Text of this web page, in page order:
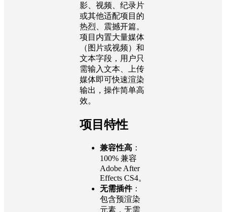
影、视频、纪录片
或其他适配项目的
热烈、震撼开篇。
项目内置大量媒体
（图片或视频）和
文本字段，用户只
需输入文本、上传
媒体即可快速渲染
输出，操作简单高
效。
项目特性
兼容性高 ：
100% 兼容
Adobe After
Effects CS4。
无需插件：
包含预渲染
元素，无需